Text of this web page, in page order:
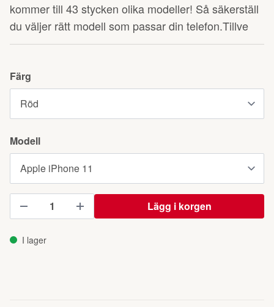
kommer till 43 stycken olika modeller! Så säkerställ
du väljer rätt modell som passar din telefon.Tillve
Färg
Modell
Lägg i korgen
I lager